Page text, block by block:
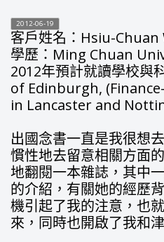
2012-06-19
客戶姓名：Hsiu-Chuan
學歷：Ming Chuan
2012年預計就讀學校與
of Edinburgh,
in Lancaster and
出國念書一直是我很想
慣性地去留意相關方面
地翻閱一本雜誌，其中
的介紹，有關她的經歷
機引起了我的注意，也
來，同時也開啟了我和